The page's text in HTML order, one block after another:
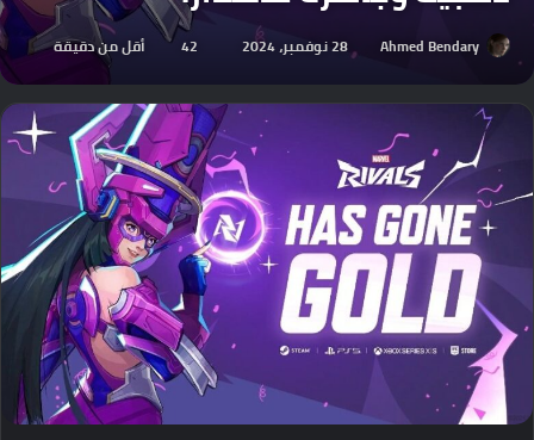
Ahmed Bendary 28 نوفمبر، 2024 42 أقل من دقيقة